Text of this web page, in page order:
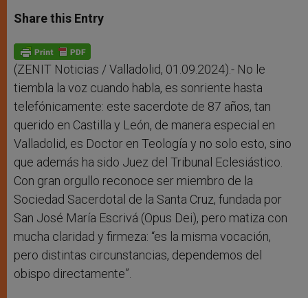
t
s
p
p
s
e
g
e
r
e
b
o
k
Share this Entry
(ZENIT Noticias / Valladolid, 01.09.2024).- No le
tiembla la voz cuando habla, es sonriente hasta
telefónicamente: este sacerdote de 87 años, tan
querido en Castilla y León, de manera especial en
Valladolid, es Doctor en Teología y no solo esto, sino
que además ha sido Juez del Tribunal Eclesiástico.
Con gran orgullo reconoce ser miembro de la
Sociedad Sacerdotal de la Santa Cruz, fundada por
San José María Escrivá (Opus Dei), pero matiza con
mucha claridad y firmeza: “es la misma vocación,
pero distintas circunstancias, dependemos del
obispo directamente”.